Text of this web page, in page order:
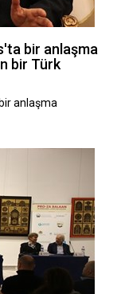
bir anlaşma
bir Türk
anlaşma